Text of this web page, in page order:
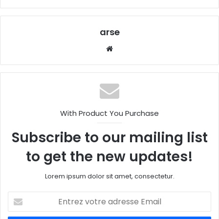
arse
sit
e
With Product You Purchase
Subscribe to our mailing list
to get the new updates!
Lorem ipsum dolor sit amet, consectetur.